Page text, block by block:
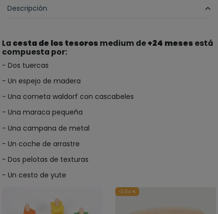
Descripción
La cesta de los tesoros medium de+24 meses está
compuesta por:
- Dos tuercas
- Un espejo de madera
- Una cometa waldorf con cascabeles
- Una maraca pequeña
- Una campana de metal
- Un coche de arrastre
- Dos pelotas de texturas
- Un cesto de yute
-2,04 €